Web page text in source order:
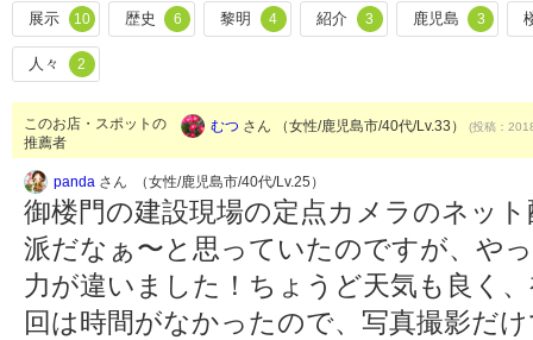
展示 10 歴史 6 黎明 4 紹介 3 鹿児島 3
人々 2
このお店・スポットの
推薦者
むつ さん （女性/鹿児島市/40代/Lv.33） (投稿：
panda さん （女性/鹿児島市/40代/Lv.25）
御楼門の建設現場の定点カメラのネッ
派だなぁ〜と思っていたのですが、や
力が違いました！ちょうど天気も良く
回は時間がなかったので、写真撮影だ